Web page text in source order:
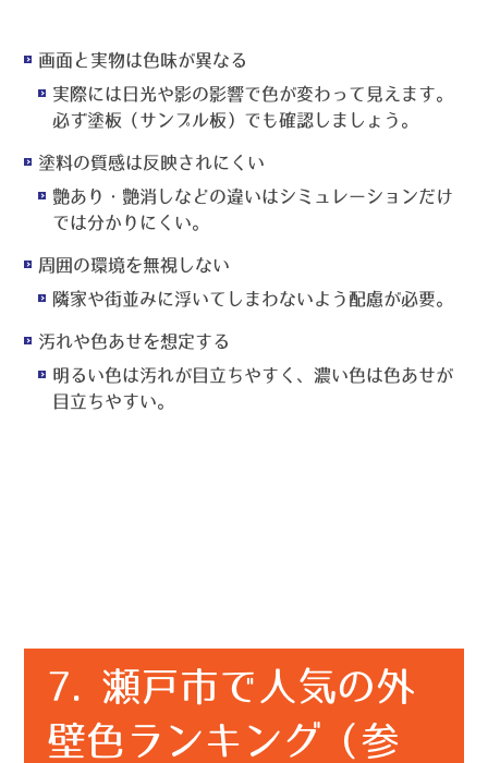
画面と実物は色味が異なる
実際には日光や影の影響で色が変わって見えます。
必ず塗板（サンプル板）でも確認しましょう。
塗料の質感は反映されにくい
艶あり・艶消しなどの違いはシミュレーションだけ
では分かりにくい。
周囲の環境を無視しない
隣家や街並みに浮いてしまわないよう配慮が必要。
汚れや色あせを想定する
明るい色は汚れが目立ちやすく、濃い色は色あせが
目立ちやすい。
7. 瀬戸市で人気の外
壁色ランキング（参